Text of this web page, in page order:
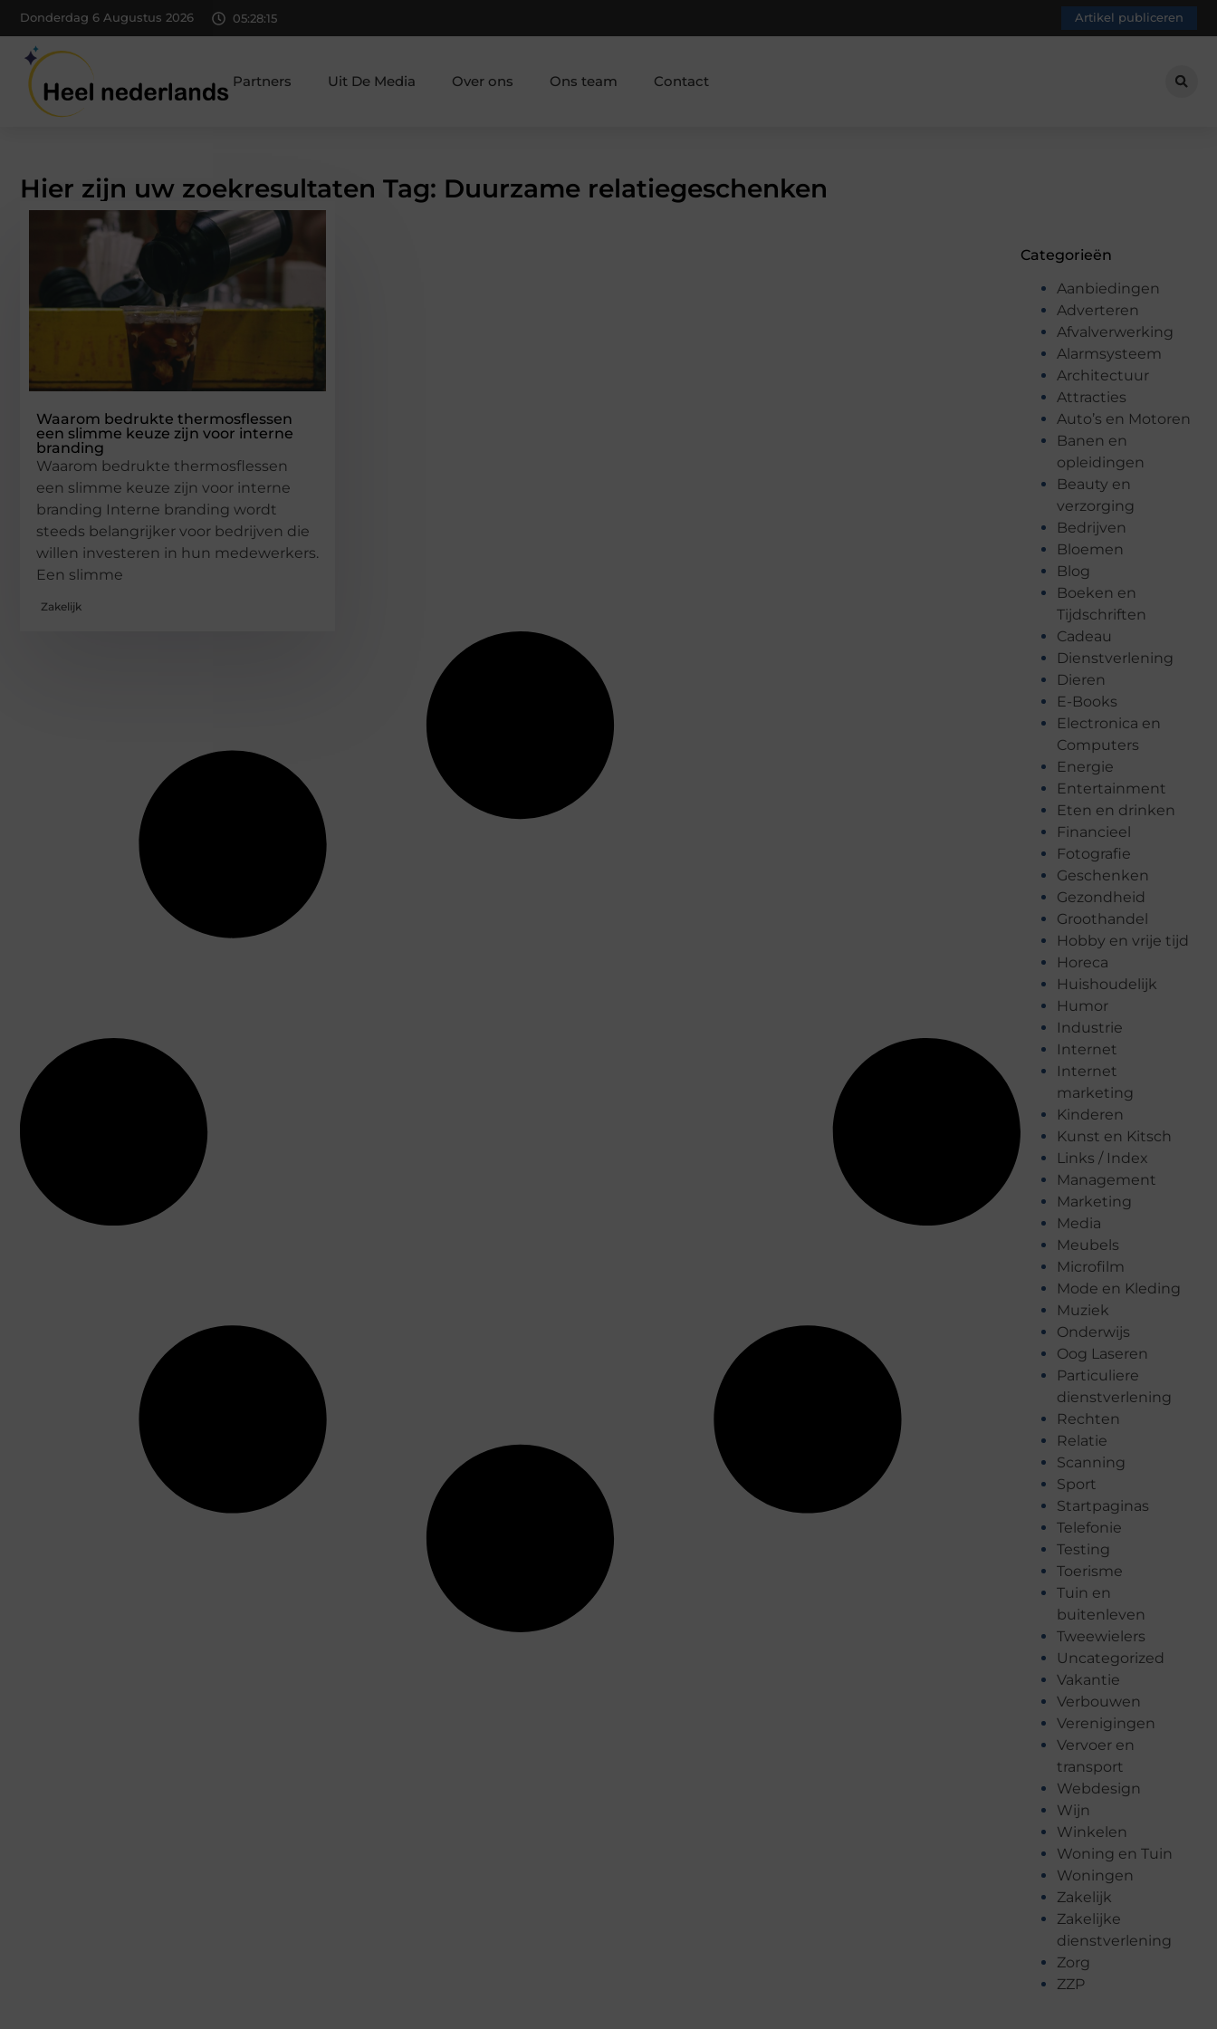
Donderdag 6 Augustus 2026 05:28:15 Artikel publiceren
Partners Uit De Media Over ons Ons team Contact
Hier zijn uw zoekresultaten Tag: Duurzame relatiegeschenken
Waarom bedrukte thermosflessen
een slimme keuze zijn voor interne
branding
Waarom bedrukte thermosflessen
een slimme keuze zijn voor interne
branding Interne branding wordt
steeds belangrijker voor bedrijven die
willen investeren in hun medewerkers.
Een slimme
Zakelijk
Categorieën
Aanbiedingen
Adverteren
Afvalverwerking
Alarmsysteem
Architectuur
Attracties
Auto’s en Motoren
Banen en
opleidingen
Beauty en
verzorging
Bedrijven
Bloemen
Blog
Boeken en
Tijdschriften
Cadeau
Dienstverlening
Dieren
E-Books
Electronica en
Computers
Energie
Entertainment
Eten en drinken
Financieel
Fotografie
Geschenken
Gezondheid
Groothandel
Hobby en vrije tijd
Horeca
Huishoudelijk
Humor
Industrie
Internet
Internet
marketing
Kinderen
Kunst en Kitsch
Links / Index
Management
Marketing
Media
Meubels
Microfilm
Mode en Kleding
Muziek
Onderwijs
Oog Laseren
Particuliere
dienstverlening
Rechten
Relatie
Scanning
Sport
Startpaginas
Telefonie
Testing
Toerisme
Tuin en
buitenleven
Tweewielers
Uncategorized
Vakantie
Verbouwen
Verenigingen
Vervoer en
transport
Webdesign
Wijn
Winkelen
Woning en Tuin
Woningen
Zakelijk
Zakelijke
dienstverlening
Zorg
ZZP